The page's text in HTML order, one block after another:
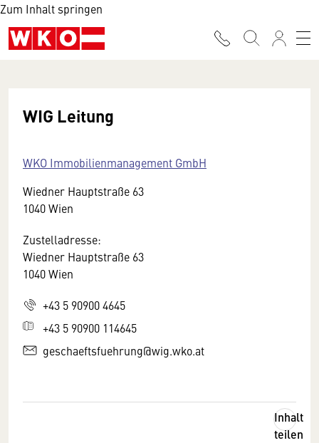
Zum Inhalt springen
WIG Leitung
WKO Immobilienmanagement GmbH
Wiedner Hauptstraße 63
1040 Wien
Zustelladresse:
Wiedner Hauptstraße 63
1040 Wien
+43 5 90900 4645
+43 5 90900 114645
geschaeftsfuehrung@wig.wko.at
Inhalt
teilen